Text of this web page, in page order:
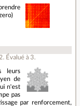
. Évalué à 3.
leurs
de
n'est
pas
par renforcement,